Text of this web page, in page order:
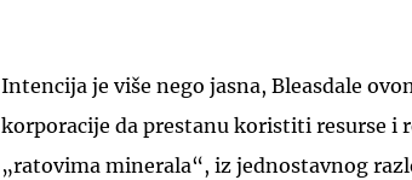
Intencija je više nego jasna, Bleasdale
korporacije da prestanu koristiti resurse i
„ratovima minerala“, iz jednostavnog